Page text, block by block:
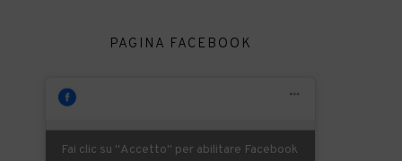
PAGINA FACEBOOK
Fai clic su "Accetto" per abilitare Facebook